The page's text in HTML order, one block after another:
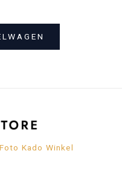
Kado Winkel